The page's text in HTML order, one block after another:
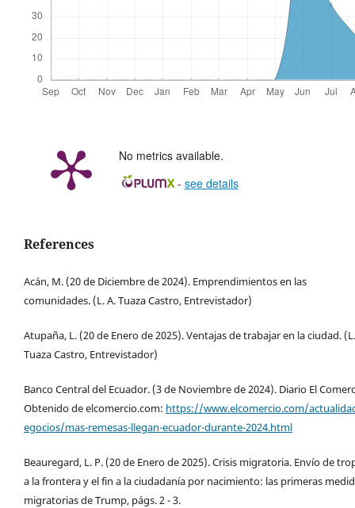
No metrics available.
- see details
References
Acán, M. (20 de Diciembre de 2024). Emprendimientos en las
comunidades. (L. A. Tuaza Castro, Entrevistador)
Atupaña, L. (20 de Enero de 2025). Ventajas de trabajar en la ciudad.
Tuaza Castro, Entrevistador)
Banco Central del Ecuador. (3 de Noviembre de 2024). Diario El
Obtenido de elcomercio.com: https://www.elcomercio.com/
egocios/mas-remesas-llegan-ecuador-durante-2024.html
Beauregard, L. P. (20 de Enero de 2025). Crisis migratoria. Envío de
a la frontera y el fin a la ciudadanía por nacimiento: las primeras
migratorias de Trump, págs. 2 - 3.